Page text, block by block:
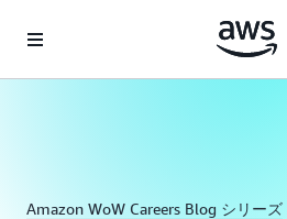
Amazon WoW Careers Blog シリーズ